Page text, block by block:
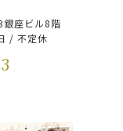
座ビル8階
/ 不定休